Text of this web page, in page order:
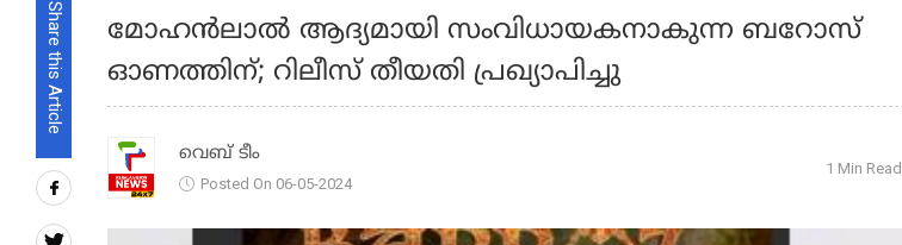
Share this Article
മോഹൻലാൽ ആദ്യമായി സംവിധായകനാകുന്ന ബറോസ്
ഓണത്തിന്; റിലീസ് തീയതി പ്രഖ്യാപിച്ചു
വെബ് ടീം
Posted On 06-05-2024
1 Min Read